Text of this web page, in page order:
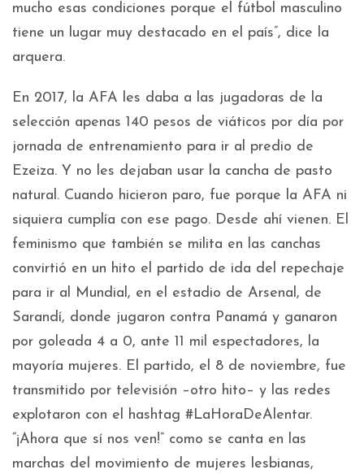
mucho esas condiciones porque el fútbol masculino
tiene un lugar muy destacado en el país”, dice la
arquera.
En 2017, la AFA les daba a las jugadoras de la
selección apenas 140 pesos de viáticos por día por
jornada de entrenamiento para ir al predio de
Ezeiza. Y no les dejaban usar la cancha de pasto
natural. Cuando hicieron paro, fue porque la AFA ni
siquiera cumplía con ese pago. Desde ahí vienen. El
feminismo que también se milita en las canchas
convirtió en un hito el partido de ida del repechaje
para ir al Mundial, en el estadio de Arsenal, de
Sarandí, donde jugaron contra Panamá y ganaron
por goleada 4 a 0, ante 11 mil espectadores, la
mayoría mujeres. El partido, el 8 de noviembre, fue
transmitido por televisión –otro hito– y las redes
explotaron con el hashtag #LaHoraDeAlentar.
“¡Ahora que sí nos ven!” como se canta en las
marchas del movimiento de mujeres lesbianas,